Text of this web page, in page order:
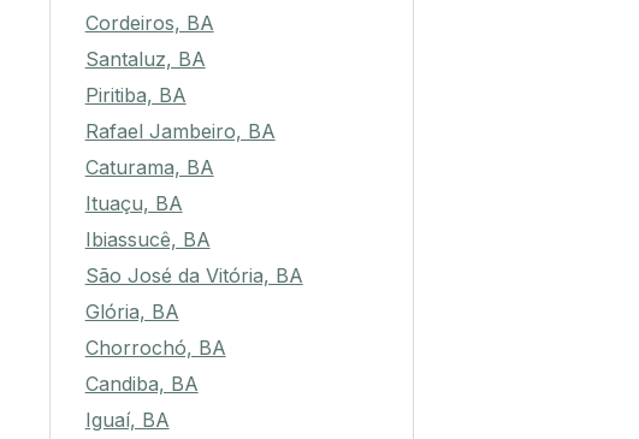
Cordeiros, BA
Santaluz, BA
Piritiba, BA
Rafael Jambeiro, BA
Caturama, BA
Ituaçu, BA
Ibiassucê, BA
São José da Vitória, BA
Glória, BA
Chorrochó, BA
Candiba, BA
Iguaí, BA